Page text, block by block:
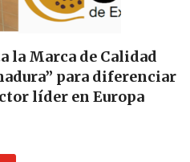
Cáceres y Trujillo
se firma el
«Sabores y